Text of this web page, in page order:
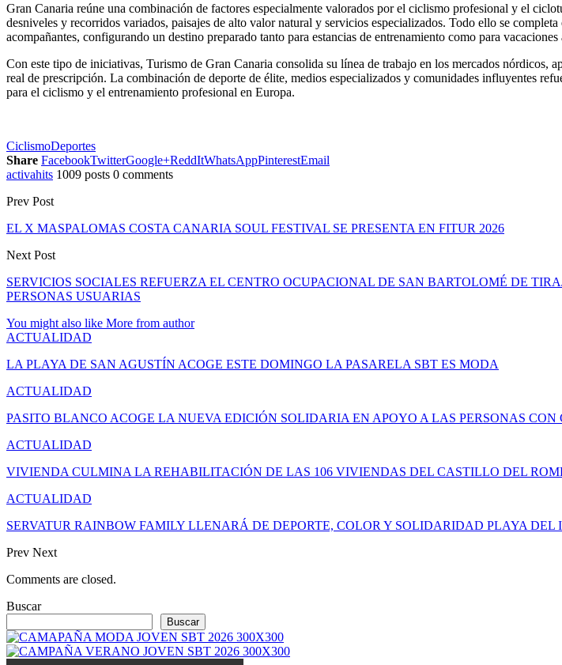
Gran Canaria reúne una combinación de factores especialmente valorados por el ciclismo profesional y el
desniveles y recorridos variados, paisajes de alto valor natural y servicios especializados. Todo ello se
acompañantes, configurando un destino preparado tanto para estancias de entrenamiento como para
Con este tipo de iniciativas, Turismo de Gran Canaria consolida su línea de trabajo en los mercados nórdicos,
real de prescripción. La combinación de deporte de élite, medios especializados y comunidades influyentes
para el ciclismo y el entrenamiento profesional en Europa.
CiclismoDeportes
Share FacebookTwitterGoogle+ReddItWhatsAppPinterestEmail
activahits 1009 posts 0 comments
Prev Post
EL X MASPALOMAS COSTA CANARIA SOUL FESTIVAL SE PRESENTA EN FITUR 2026
Next Post
SERVICIOS SOCIALES REFUERZA EL CENTRO OCUPACIONAL DE SAN BARTOLOMÉ DE
PERSONAS USUARIAS
You might also like More from author
ACTUALIDAD
LA PLAYA DE SAN AGUSTÍN ACOGE ESTE DOMINGO LA PASARELA SBT ES MODA
ACTUALIDAD
PASITO BLANCO ACOGE LA NUEVA EDICIÓN SOLIDARIA EN APOYO A LAS PERSONAS
ACTUALIDAD
VIVIENDA CULMINA LA REHABILITACIÓN DE LAS 106 VIVIENDAS DEL CASTILLO DEL
ACTUALIDAD
SERVATUR RAINBOW FAMILY LLENARÁ DE DEPORTE, COLOR Y SOLIDARIDAD PLAYA
Prev Next
Comments are closed.
Buscar
Buscar